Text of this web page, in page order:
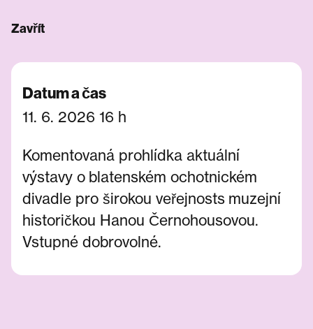
Zavřít
Datum a čas
11. 6. 2026 16 h
Komentovaná prohlídka aktuální
výstavy o blatenském ochotnickém
divadle pro širokou veřejnosts muzejní
historičkou Hanou Černohousovou.
Vstupné dobrovolné.